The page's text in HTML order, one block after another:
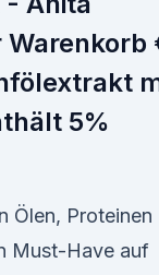
Warenkorb
5%
Ölen, Proteinen
Must-Have auf